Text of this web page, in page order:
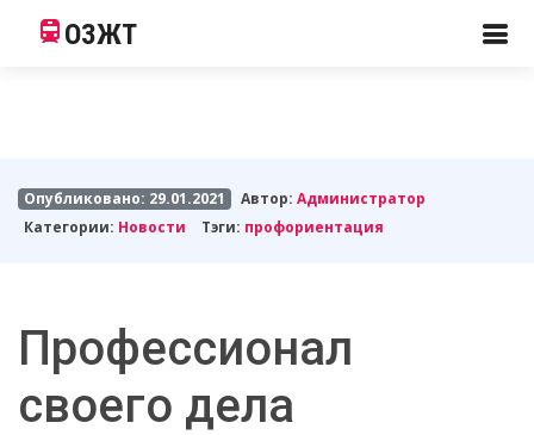
ОЗЖТ
Опубликовано: 29.01.2021 Автор:Администратор
Категории: Новости Тэги: профориентация
Профессионал
своего дела